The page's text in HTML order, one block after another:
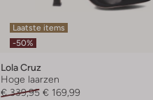
Laatste items
-50%
Lola Cruz
Hoge laarzen
€ 339,95 € 169,99